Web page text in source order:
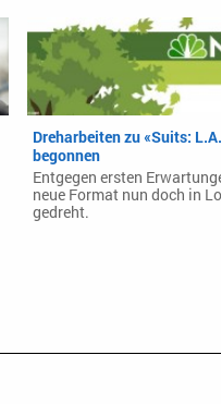
Künstliche
Dreharbeiten zu «Suits:
begonnen
Entgegen ersten
neue Format nun doch in
gedreht.